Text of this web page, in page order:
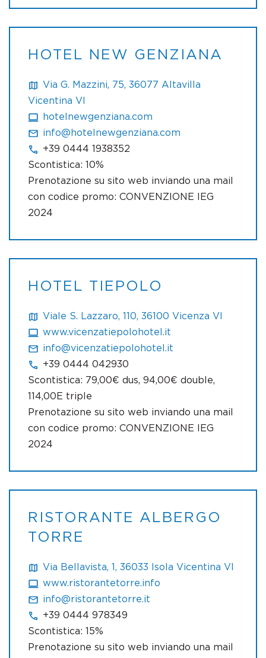
HOTEL NEW GENZIANA
Via G. Mazzini, 75, 36077 Altavilla
Vicentina VI
hotelnewgenziana.com
info@hotelnewgenziana.com
+39 0444 1938352
Scontistica: 10%
Prenotazione su sito web inviando una mail
con codice promo: CONVENZIONE IEG
2024
HOTEL TIEPOLO
Viale S. Lazzaro, 110, 36100 Vicenza VI
www.vicenzatiepolohotel.it
info@vicenzatiepolohotel.it
+39 0444 042930
Scontistica: 79,00€ dus, 94,00€ double,
114,00E triple
Prenotazione su sito web inviando una mail
con codice promo: CONVENZIONE IEG
2024
RISTORANTE ALBERGO
TORRE
Via Bellavista, 1, 36033 Isola Vicentina VI
www.ristorantetorre.info
info@ristorantetorre.it
+39 0444 978349
Scontistica: 15%
Prenotazione su sito web inviando una mail